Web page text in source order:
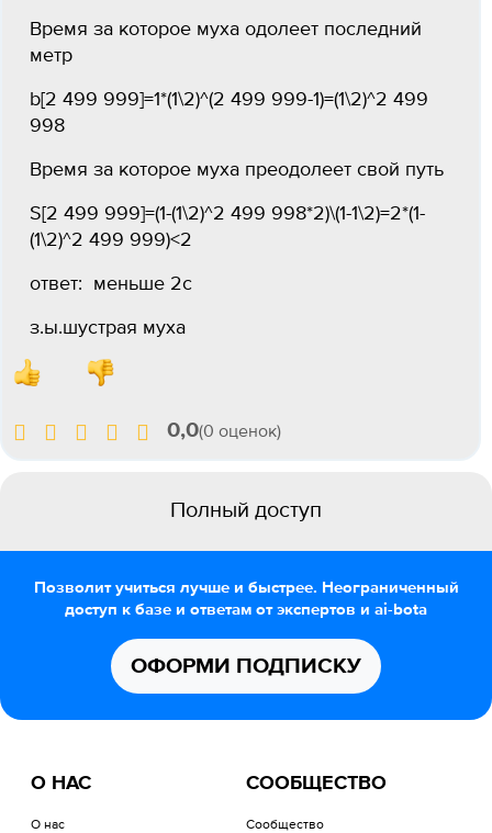
Время за которое муха одолеет последний
метр
b[2 499 999]=1*(1\2)^(2 499 999-1)=(1\2)^2 499
998
Время за которое муха преодолеет свой путь
S[2 499 999]=(1-(1\2)^2 499 998*2)\(1-1\2)=2*(1-
(1\2)^2 499 999)<2
ответ: меньше 2с
з.ы.шустрая муха
0,0(0 оценок)
Полный доступ
Позволит учиться лучше и быстрее. Неограниченный
доступ к базе и ответам от экспертов и ai-bota
ОФОРМИ ПОДПИСКУ
О НАС
О нас
СООБЩЕСТВО
Сообщество